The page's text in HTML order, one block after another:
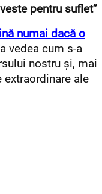
pentru suflet”
numai dacă o
vedea cum s-a
nostru și, mai
extraordinare ale